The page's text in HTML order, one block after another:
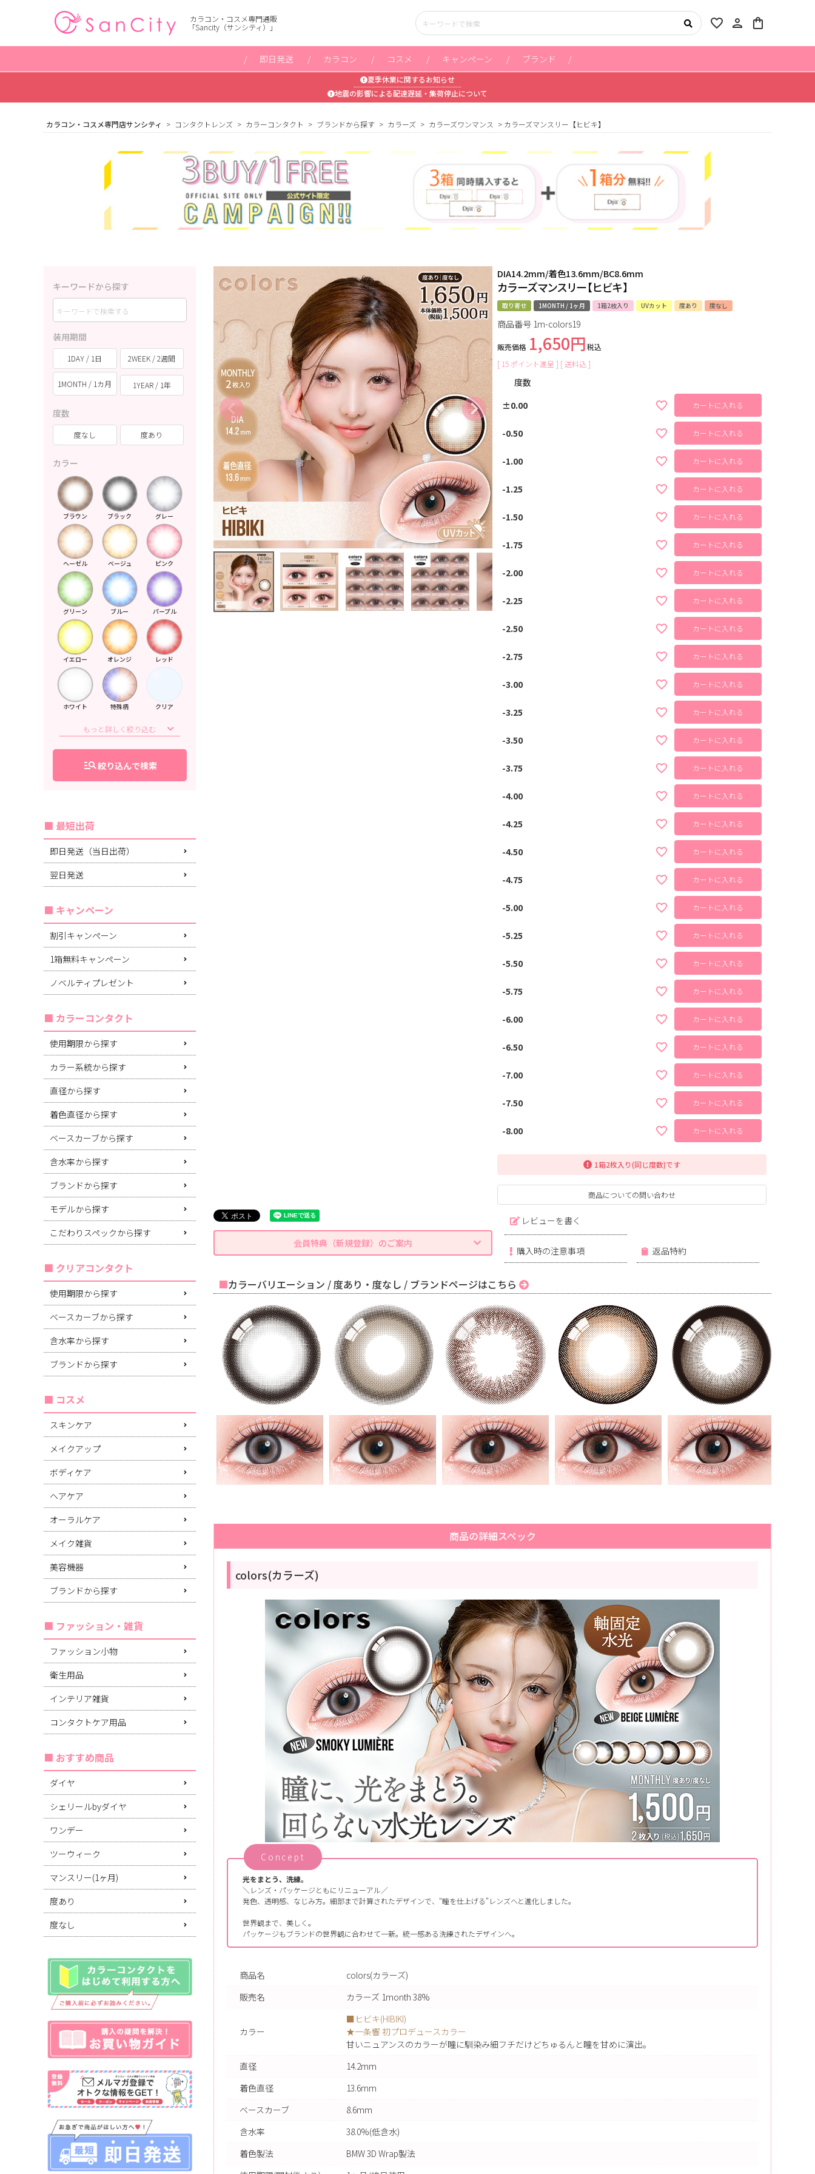
カラコン・コスメ専門通販
「Sancity（サンシティ）」
favorite_border person shopping_bag
即日発送 カラコン コスメ キャンペーン ブランド
夏季休業に関するお知らせ
地震の影響による配達遅延・集荷停止について
カラコン・コスメ専門店サンシティ コンタクトレンズ カラーコンタクト ブランドから探す カラーズ カラーズワンマンス カラーズマンスリー【ヒビキ】
キーワードから探す
装用期間
1DAY / 1日 2WEEK / 2週間
1MONTH / 1カ月 1YEAR / 1年
度数
度なし 度あり
カラー
ブラウン ブラック グレー
ヘーゼル ベージュ ピンク
グリーン ブルー パープル
イエロー オレンジ レッド
ホワイト 特殊柄 クリア
manage_search絞り込んで検索
最短出荷
即日発送（当日出荷）
翌日発送
キャンペーン
割引キャンペーン
1箱無料キャンペーン
ノベルティプレゼント
カラーコンタクト
使用期限から探す
カラー系統から探す
直径から探す
着色直径から探す
ベースカーブから探す
含水率から探す
ブランドから探す
モデルから探す
こだわりスペックから探す
クリアコンタクト
使用期限から探す
ベースカーブから探す
含水率から探す
ブランドから探す
コスメ
スキンケア
メイクアップ
ボディケア
ヘアケア
オーラルケア
メイク雑貨
美容機器
ブランドから探す
ファッション・雑貨
ファッション小物
衛生用品
インテリア雑貨
コンタクトケア用品
おすすめ商品
ダイヤ
シェリールbyダイヤ
ワンデー
ツーウィーク
マンスリー(1ヶ月)
度あり
度なし
DIA14.2mm/着色13.6mm/BC8.6mm
カラーズマンスリー【ヒビキ】
取り寄せ 1MONTH / 1ヶ月 1箱2枚入り UVカット 度あり 度なし
商品番号 1m-colors19
販売価格 1,650
税込
[ 15 ポイント進呈 ] 送料込
度数
±0.00
カートに入れる
-0.50 カートに入れる
-1.00 カートに入れる
-1.25 カートに入れる
-1.50 カートに入れる
-1.75 カートに入れる
-2.00 カートに入れる
-2.25 カートに入れる
-2.50 カートに入れる
-2.75 カートに入れる
-3.00 カートに入れる
-3.25 カートに入れる
-3.50 カートに入れる
-3.75 カートに入れる
-4.00 カートに入れる
-4.25 カートに入れる
-4.50 カートに入れる
-4.75 カートに入れる
-5.00 カートに入れる
-5.25 カートに入れる
-5.50 カートに入れる
-5.75 カートに入れる
-6.00 カートに入れる
-6.50 カートに入れる
-7.00 カートに入れる
-7.50 カートに入れる
-8.00 カートに入れる
1箱2枚入り(同じ度数)です
商品についての問い合わせ
レビューを書く
会員特典（新規登録）のご案内
購入時の注意事項 返品特約
カラーバリエーション / 度あり・度なし / ブランドページはこちら
商品の詳細スペック
colors(カラーズ)
Concept
光をまとう、洗練。
＼レンズ・パッケージともにリニューアル／
発色、透明感、なじみ方。細部まで計算されたデザインで、“瞳を仕上げる”レンズへと進化しました。
世界観まで、美しく。
パッケージもブランドの世界観に合わせて一新。統一感ある洗練されたデザインへ。
商品名
colors(カラーズ)
販売名
カラーズ 1month 38%
カラー
■ヒビキ(HIBIKI)
★一条響 初プロデュースカラー
甘いニュアンスのカラーが瞳に馴染み細フチだけどちゅるんと瞳を甘めに演出。
直径
14.2mm
着色直径
13.6mm
ベースカーブ
8.6mm
含水率
38.0%(低含水)
着色製法
BMW 3D Wrap製法